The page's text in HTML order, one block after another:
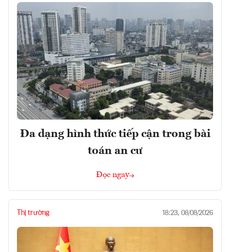
Đa dạng hình thức tiếp cận trong bài
toán an cư
Đọc ngay
Thị trường 18:23, 08/08/2026